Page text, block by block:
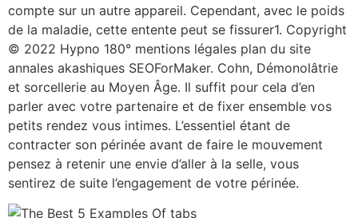
compte sur un autre appareil. Cependant, avec le poids
de la maladie, cette entente peut se fissurer1. Copyright
© 2022 Hypno 180° mentions légales plan du site
annales akashiques SEOForMaker. Cohn, Démonolâtrie
et sorcellerie au Moyen Âge. Il suffit pour cela d’en
parler avec votre partenaire et de fixer ensemble vos
petits rendez vous intimes. L’essentiel étant de
contracter son périnée avant de faire le mouvement
pensez à retenir une envie d’aller à la selle, vous
sentirez de suite l’engagement de votre périnée.